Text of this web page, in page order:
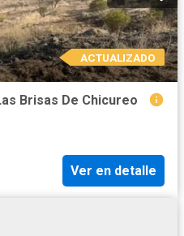
ACTUALIZADO
Brisas De Chicureo
Ver en detalle